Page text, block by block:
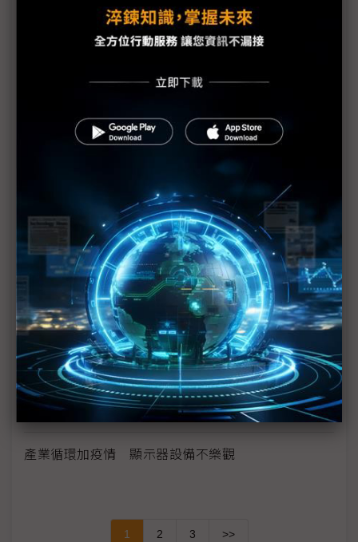
三星電視、現代起亞斯洛伐克廠停工1~2週
LGD廣州廠擬5月投產 中系FPD新廠估減28%
疫情導致訂單消長 2Q需求衝擊見真章
中國顯示器偏光板供給減少 疫情長期化添變數
面板不足3月加劇 電視生產損失恐蔓延至5月
主力品牌備貨不減 電視面板價格續漲
宸鴻3月復工率8成 奈米銀手機有望下半年量產
巧婦難為無米之炊 NB缺料3月恐無貨可出
疫情影響iPhone出貨 連帶影響JDI白山工廠出售
零組件多從海外進口 AMOLED面板廠受疫情衝擊較
產業循環加疫情 顯示器設備不樂觀
1 2 3 >>